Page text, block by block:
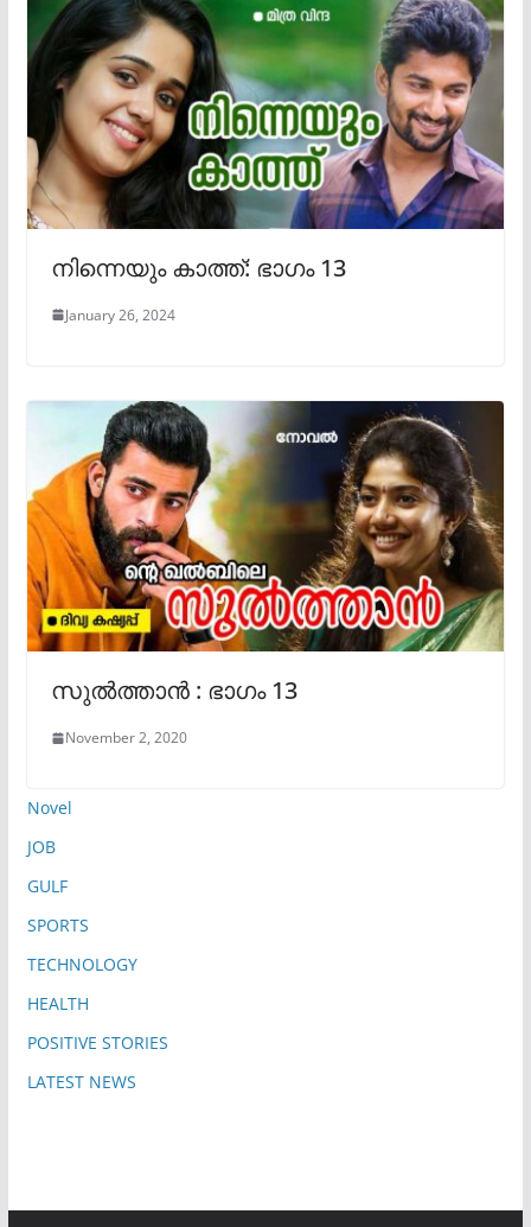
നിന്നെയും കാത്ത്: ഭാഗം 13
January 26, 2024
സുൽത്താൻ : ഭാഗം 13
November 2, 2020
Novel
JOB
GULF
SPORTS
TECHNOLOGY
HEALTH
POSITIVE STORIES
LATEST NEWS